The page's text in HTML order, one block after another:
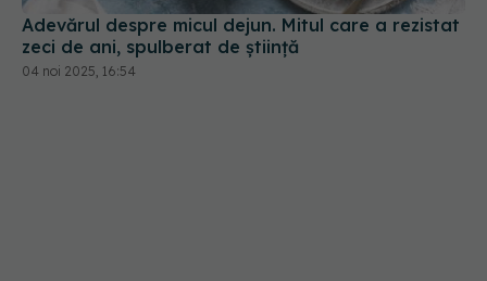
Adevărul despre micul dejun. Mitul care a rezistat
zeci de ani, spulberat de știință
04 noi 2025, 16:54